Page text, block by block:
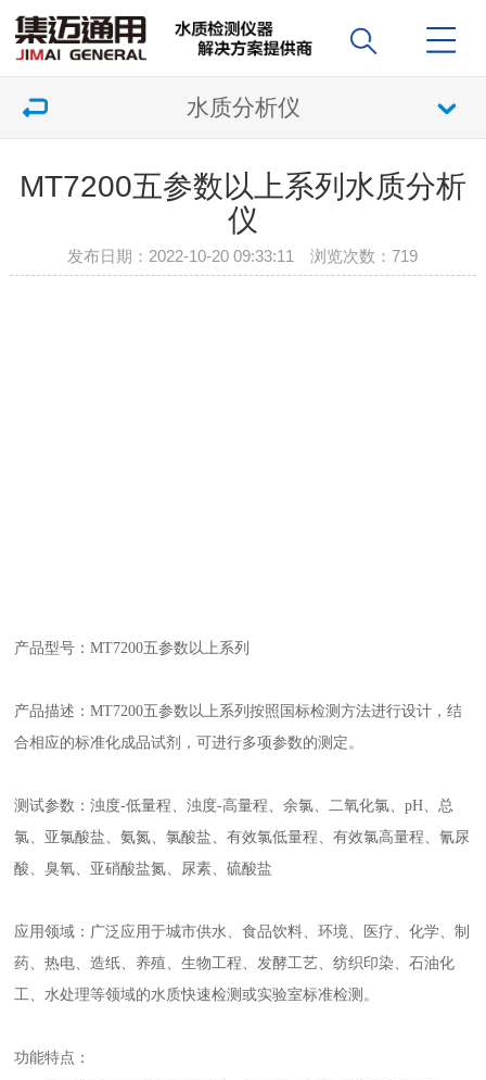
水质分析仪
MT7200五参数以上系列水质分析
仪
发布日期：2022-10-20 09:33:11 浏览次数：719
产品型号：MT7200五参数以上系列
产品描述：MT7200五参数以上系列按照国标检测方法进行设计，结
合相应的标准化成品试剂，可进行多项参数的测定。
测试参数：浊度-低量程、浊度-高量程、余氯、二氧化氯、pH、总
氯、亚氯酸盐、氨氮、氯酸盐、有效氯低量程、有效氯高量程、氰尿
酸、臭氧、亚硝酸盐氮、尿素、硫酸盐
应用领域：广泛应用于城市供水、食品饮料、环境、医疗、化学、制
药、热电、造纸、养殖、生物工程、发酵工艺、纺织印染、石油化
工、水处理等领域的水质快速检测或实验室标准检测。
功能特点：